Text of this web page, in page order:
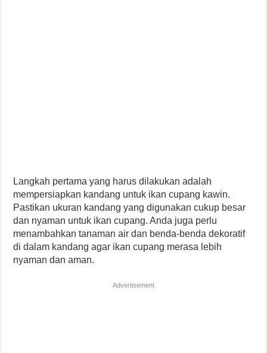
Langkah pertama yang harus dilakukan adalah
mempersiapkan kandang untuk ikan cupang kawin.
Pastikan ukuran kandang yang digunakan cukup besar
dan nyaman untuk ikan cupang. Anda juga perlu
menambahkan tanaman air dan benda-benda dekoratif
di dalam kandang agar ikan cupang merasa lebih
nyaman dan aman.
Advertisement